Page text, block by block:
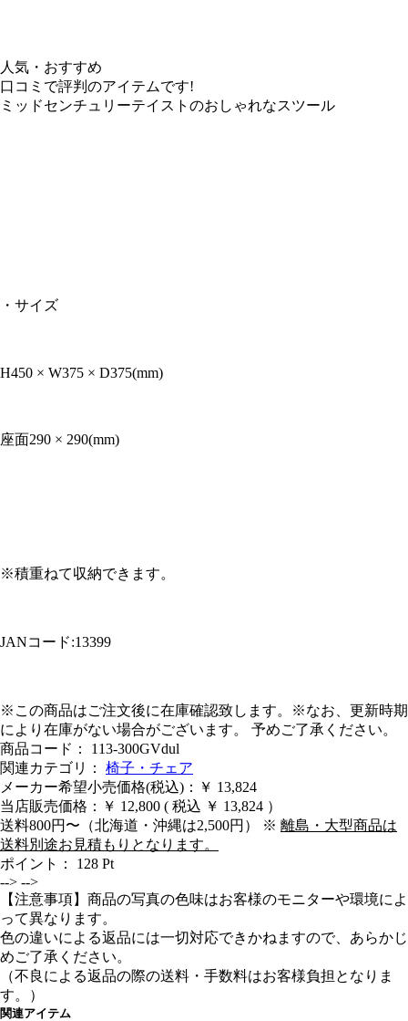
人気・おすすめ
口コミで評判のアイテムです!
ミッドセンチュリーテイストのおしゃれなスツール
・サイズ
H450 × W375 × D375(mm)
座面290 × 290(mm)
※積重ねて収納できます。
JANコード:13399
※この商品はご注文後に在庫確認致します。※なお、更新時期
により在庫がない場合がございます。 予めご了承ください。
商品コード： 113-300GVdul
関連カテゴリ： 椅子・チェア
メーカー希望小売価格(税込)：￥ 13,824
当店販売価格：
￥ 12,800 ( 税込 ￥ 13,824 ）
送料800円〜（北海道・沖縄は2,500円） ※ 離島・大型商品は
送料別途お見積もりとなります。
ポイント： 128 Pt
--> -->
【注意事項】商品の写真の色味はお客様のモニターや環境によ
って異なります。
色の違いによる返品には一切対応できかねますので、あらかじ
めご了承ください。
（不良による返品の際の送料・手数料はお客様負担となりま
す。）
関連アイテム